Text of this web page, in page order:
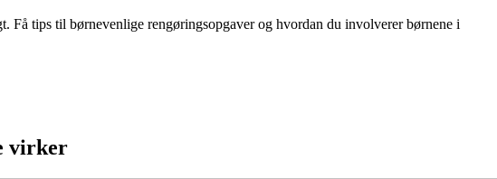
Få tips til børnevenlige rengøringsopgaver og hvordan du involverer børnene i
virker